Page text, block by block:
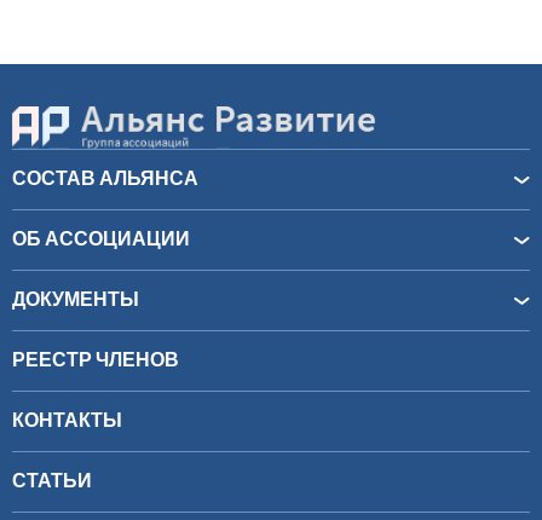
СОСТАВ АЛЬЯНСА
ОБ АССОЦИАЦИИ
ДОКУМЕНТЫ
РЕЕСТР ЧЛЕНОВ
КОНТАКТЫ
СТАТЬИ